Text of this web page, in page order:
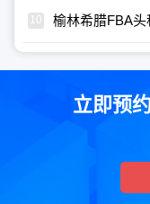
榆林希腊FBA头
立即预